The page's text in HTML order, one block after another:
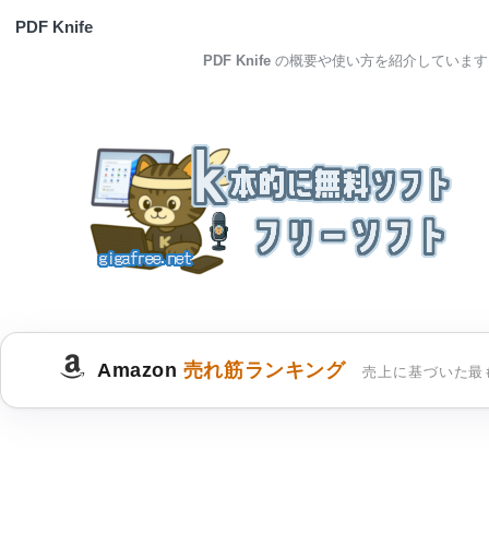
PDF Knife
PDF Knife の概要や使い方を紹介しています
Amazon 売れ筋ランキング 売上に基づいた最